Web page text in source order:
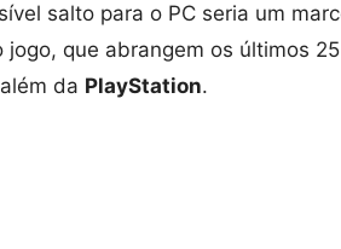
salto para o PC seria um
que abrangem os últimos
da PlayStation.